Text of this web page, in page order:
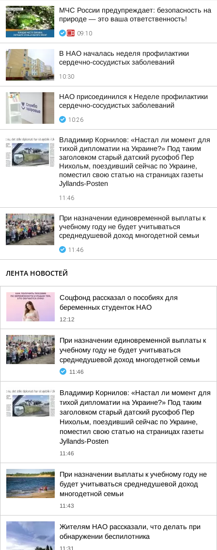
МЧС России предупреждает: безопасность на
природе — это ваша ответственность!
09:10
В НАО началась неделя профилактики
сердечно-сосудистых заболеваний
10:30
НАО присоединился к Неделе профилактики
сердечно-сосудистых заболеваний
10:26
Владимир Корнилов: «Настал ли момент для
тихой дипломатии на Украине?» Под таким
заголовком старый датский русофоб Пер
Нихольм, поездивший сейчас по Украине,
поместил свою статью на страницах газеты
Jyllands-Posten
11:46
При назначении единовременной выплаты к
учебному году не будет учитываться
среднедушевой доход многодетной семьи
11:46
ЛЕНТА НОВОСТЕЙ
Соцфонд рассказал о пособиях для
беременных студенток НАО
12:12
При назначении единовременной выплаты к
учебному году не будет учитываться
среднедушевой доход многодетной семьи
11:46
Владимир Корнилов: «Настал ли момент для
тихой дипломатии на Украине?» Под таким
заголовком старый датский русофоб Пер
Нихольм, поездивший сейчас по Украине,
поместил свою статью на страницах газеты
Jyllands-Posten
11:46
При назначении выплаты к учебному году не
будет учитываться среднедушевой доход
многодетной семьи
11:43
Жителям НАО рассказали, что делать при
обнаружении беспилотника
11:31